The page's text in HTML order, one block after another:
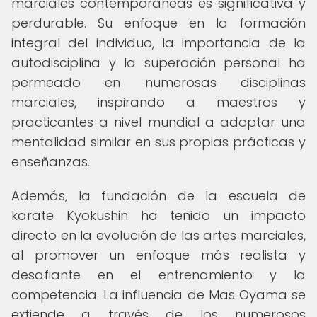
perdurable. Su enfoque en la formación
integral del individuo, la importancia de la
autodisciplina y la superación personal ha
permeado en numerosas disciplinas
marciales, inspirando a maestros y
practicantes a nivel mundial a adoptar una
mentalidad similar en sus propias prácticas y
enseñanzas.
Además, la fundación de la escuela de
karate Kyokushin ha tenido un impacto
directo en la evolución de las artes marciales,
al promover un enfoque más realista y
desafiante en el entrenamiento y la
competencia. La influencia de Mas Oyama se